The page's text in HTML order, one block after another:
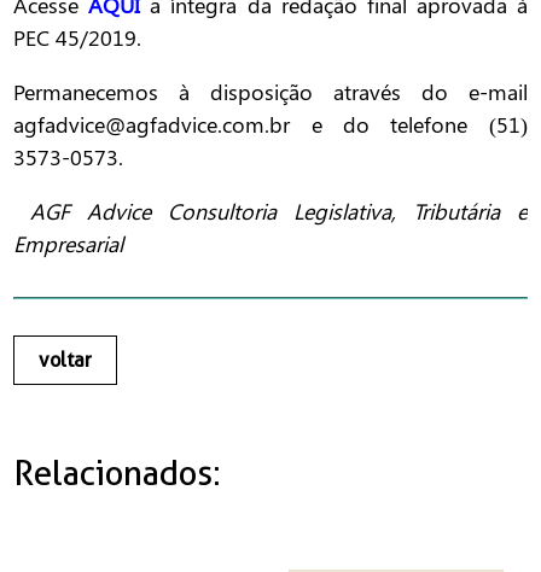
PEC 45/2019.
Permanecemos à disposição através do e-mail
agfadvice@agfadvice.com.br e do telefone (51)
3573-0573.
AGF Advice Consultoria Legislativa, Tributária e
Empresarial
voltar
Relacionados: